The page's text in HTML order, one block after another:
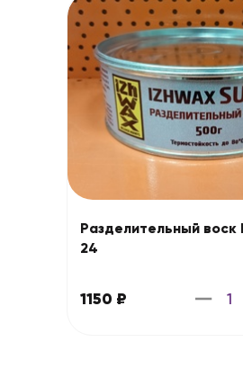
Разделительный воск
24
1150 ₽